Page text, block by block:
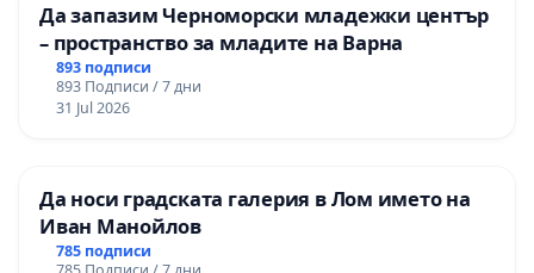
Да запазим Черноморски младежки център
– пространство за младите на Варна
893 подписи
893 Подписи / 7 дни
31 Jul 2026
Да носи градската галерия в Лом името на
Иван Манойлов
785 подписи